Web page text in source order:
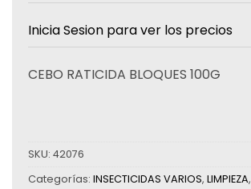
Inicia Sesion para ver los precios
CEBO RATICIDA BLOQUES 100G
SKU: 42076
Categorías: INSECTICIDAS VARIOS, LIMPIEZA,